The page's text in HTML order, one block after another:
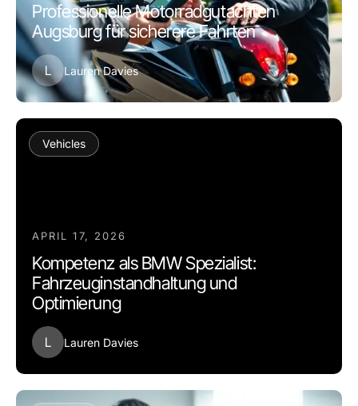
Professionelle Motorradgutachten
Augsburg für sicherere Fahrten
L Lauren Davies
Vehicles
APRIL 17, 2026
Kompetenz als BMW Spezialist:
Fahrzeuginstandhaltung und
Optimierung
L Lauren Davies